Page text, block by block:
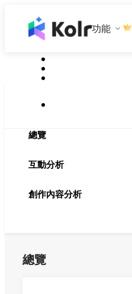
功能
總覽
互動分析
創作內容分析
總覽